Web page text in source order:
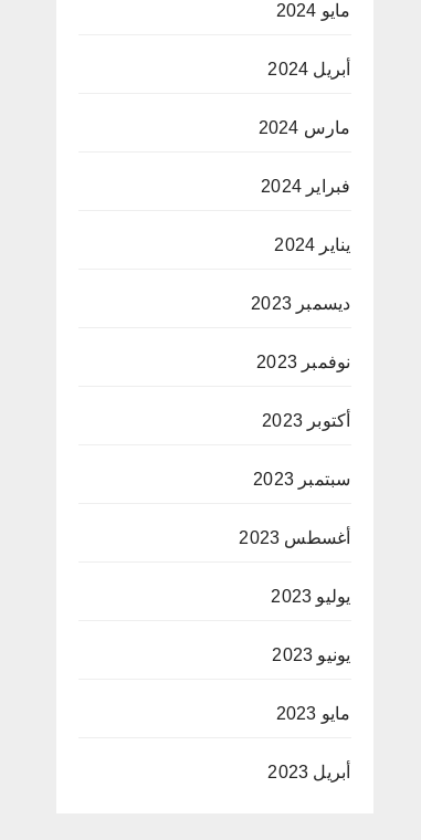
مايو 2024
أبريل 2024
مارس 2024
فبراير 2024
يناير 2024
ديسمبر 2023
نوفمبر 2023
أكتوبر 2023
سبتمبر 2023
أغسطس 2023
يوليو 2023
يونيو 2023
مايو 2023
أبريل 2023